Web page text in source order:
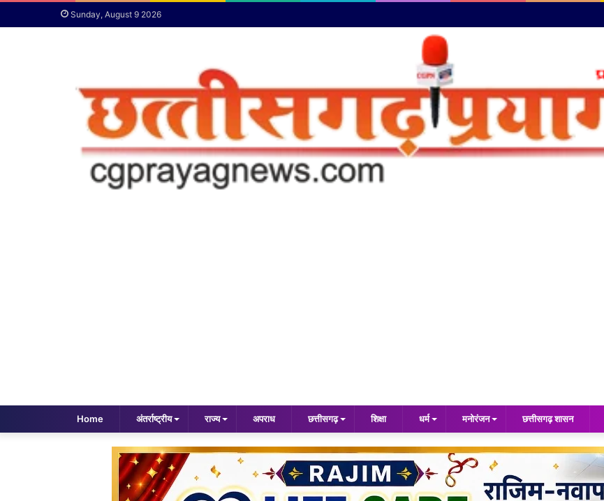
Sunday, August 9 2026
Home अंतर्राष्ट्रीय राज्य अपराध छत्तीसगढ़ शिक्षा धर्म मनोरंजन छत्तीसगढ़ शासन